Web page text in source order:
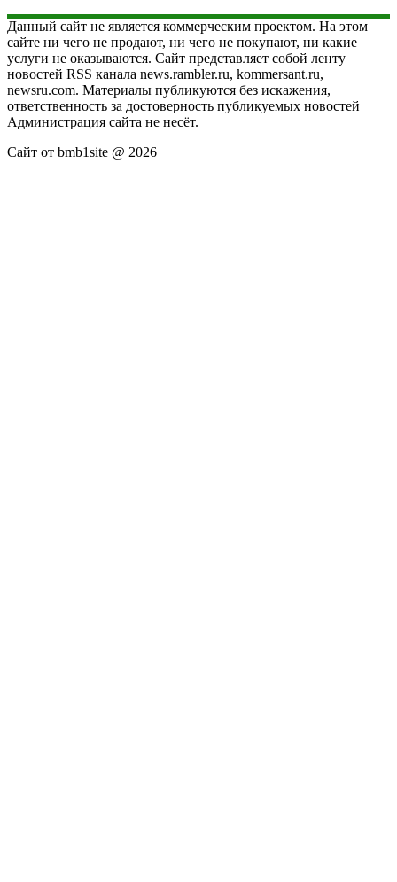
Данный сайт не является коммерческим проектом. На этом
сайте ни чего не продают, ни чего не покупают, ни какие
услуги не оказываются. Сайт представляет собой ленту
новостей RSS канала news.rambler.ru, kommersant.ru,
newsru.com. Материалы публикуются без искажения,
ответственность за достоверность публикуемых новостей
Администрация сайта не несёт.
Сайт от bmb1site @ 2026